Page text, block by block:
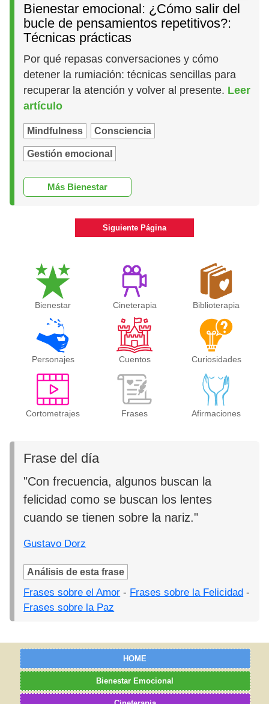
Bienestar emocional: ¿Cómo salir del
bucle de pensamientos repetitivos?:
Técnicas prácticas
Por qué repasas conversaciones y cómo
detener la rumiación: técnicas sencillas para
recuperar la atención y volver al presente. Leer
artículo
Mindfulness Consciencia
Gestión emocional
Más Bienestar
Siguiente Página
Bienestar Cineterapia Biblioterapia
Personajes Cuentos Curiosidades
Cortometrajes Frases Afirmaciones
Frase del día
"Con frecuencia, algunos buscan la
felicidad como se buscan los lentes
cuando se tienen sobre la nariz."
Gustavo Dorz
Análisis de esta frase
Frases sobre el Amor - Frases sobre la Felicidad -
Frases sobre la Paz
HOME
Bienestar Emocional